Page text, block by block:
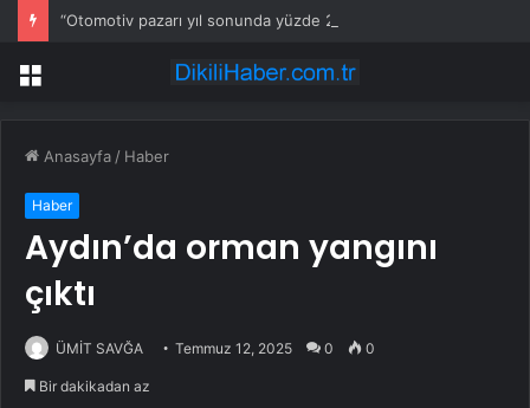
“Otomotiv pazarı yıl sonunda yüzde 20 daralabilir”
Menü
Anasayfa / Haber
Haber
Aydın’da orman yangını
çıktı
ÜMİT SAVĞA Temmuz 12, 2025 0 0
Bir dakikadan az